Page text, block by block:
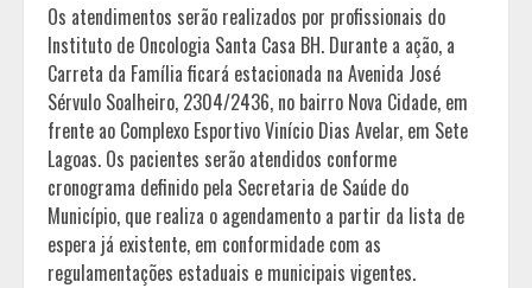
Os atendimentos serão realizados por profissionais do
Instituto de Oncologia Santa Casa BH. Durante a ação, a
Carreta da Família ficará estacionada na Avenida José
Sérvulo Soalheiro, 2304/2436, no bairro Nova Cidade, em
frente ao Complexo Esportivo Vinício Dias Avelar, em Sete
Lagoas. Os pacientes serão atendidos conforme
cronograma definido pela Secretaria de Saúde do
Município, que realiza o agendamento a partir da lista de
espera já existente, em conformidade com as
regulamentações estaduais e municipais vigentes.